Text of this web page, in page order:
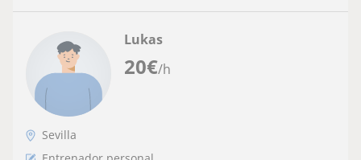
20€/h
Lukas
Sevilla